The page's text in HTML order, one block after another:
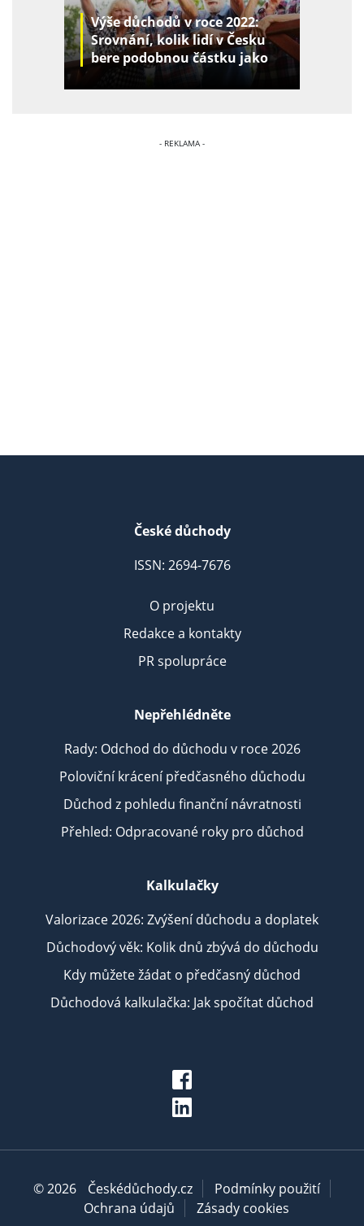
Výše důchodů v roce 2022:
Srovnání, kolik lidí v Česku
bere podobnou částku jako
České důchody
ISSN: 2694-7676
O projektu
Redakce a kontakty
PR spolupráce
Nepřehlédněte
Rady: Odchod do důchodu v roce 2026
Poloviční krácení předčasného důchodu
Důchod z pohledu finanční návratnosti
Přehled: Odpracované roky pro důchod
Kalkulačky
Valorizace 2026: Zvýšení důchodu a doplatek
Důchodový věk: Kolik dnů zbývá do důchodu
Kdy můžete žádat o předčasný důchod
Důchodová kalkulačka: Jak spočítat důchod
© 2026 Českédůchody.cz
Podmínky použití
Ochrana údajů
Zásady cookies